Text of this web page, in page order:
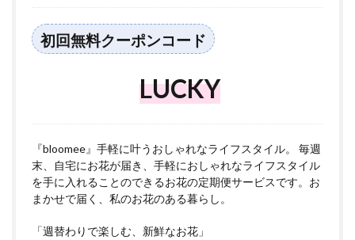
初回無料クーポンコード
LUCKY
『bloomee』手軽に叶うおしゃれなライフスタイル。 毎週
末、自宅にお花が届き、手軽におしゃれなライフスタイル
を手に入れることのできるお花の定期便サービスです。お
まかせで届く、私のお花のある暮らし。
「週替わりで楽しむ、新鮮なお花」